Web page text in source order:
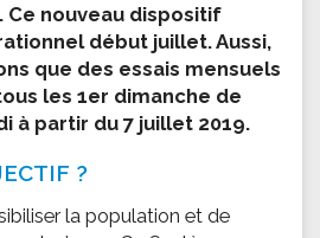
Ce nouveau dispositif
début juillet. Aussi,
que des essais mensuels
les 1er dimanche de
à partir du 7 juillet 2019.
?
la population et de